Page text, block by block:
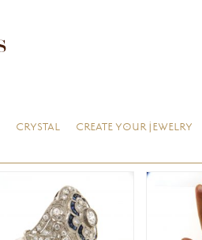
CRYSTAL CREATE YOUR JEWELRY